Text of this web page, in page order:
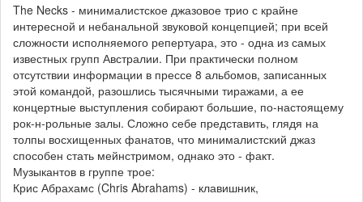
The Necks - минималистское джазовое трио с крайне
интересной и небанальной звуковой концепцией; при всей
сложности исполняемого репертуара, это - одна из самых
известных групп Австралии. При практически полном
отсутствии информации в прессе 8 альбомов, записанных
этой командой, разошлись тысячными тиражами, а ее
концертные выступления собирают большие, по-настоящему
рок-н-рольные залы. Сложно себе представить, глядя на
толпы восхищенных фанатов, что минималистский джаз
способен стать мейнстримом, однако это - факт.
Музыкантов в группе трое:
Крис Абрахамс (Chris Abrahams) - клавишник,